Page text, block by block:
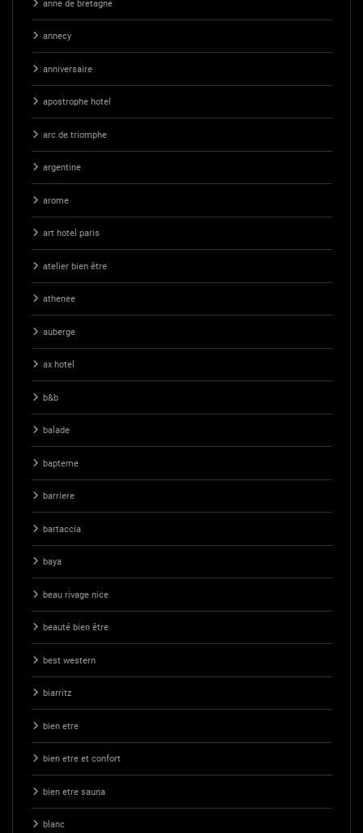
anne de bretagne
annecy
anniversaire
apostrophe hotel
arc de triomphe
argentine
arome
art hotel paris
atelier bien être
athenee
auberge
ax hotel
b&b
balade
bapteme
barriere
bartaccia
baya
beau rivage nice
beauté bien être
best western
biarritz
bien etre
bien etre et confort
bien etre sauna
blanc